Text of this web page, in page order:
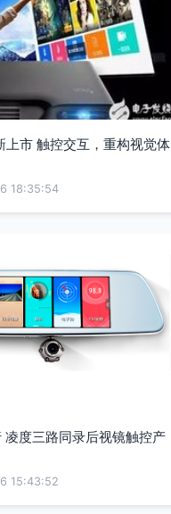
市 触控交互，重构视觉体
18:35:54
度三路同录后视镜触控产
15:43:52